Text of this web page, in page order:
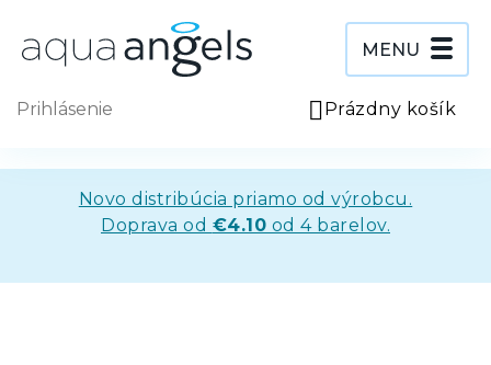
obsah
MENU
Prázdny košík
Prihlásenie
Novo distribúcia priamo od výrobcu.
Doprava od €4.10 od 4 barelov.